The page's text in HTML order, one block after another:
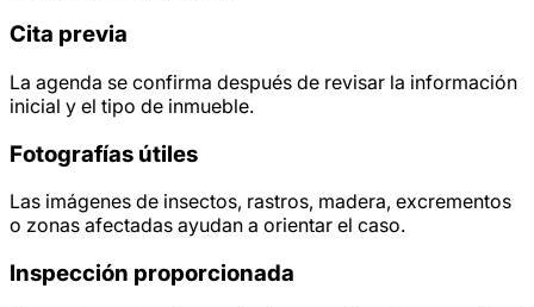
Cita previa
La agenda se confirma después de revisar la información
inicial y el tipo de inmueble.
Fotografías útiles
Las imágenes de insectos, rastros, madera, excrementos
o zonas afectadas ayudan a orientar el caso.
Inspección proporcionada